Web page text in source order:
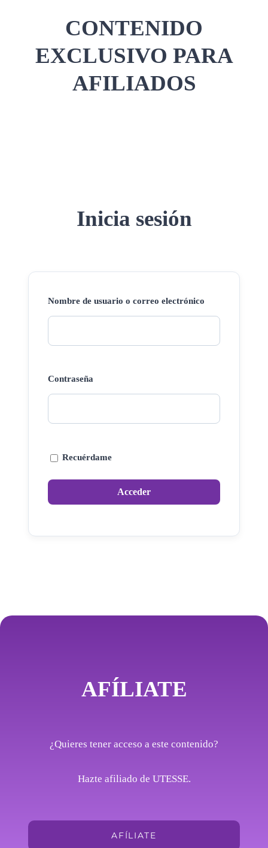
CONTENIDO
EXCLUSIVO PARA
AFILIADOS
Inicia sesión
Nombre de usuario o correo electrónico
Contraseña
Recuérdame
AFÍLIATE
¿Quieres tener acceso a este contenido?
Hazte afiliado de UTESSE.
AFÍLIATE